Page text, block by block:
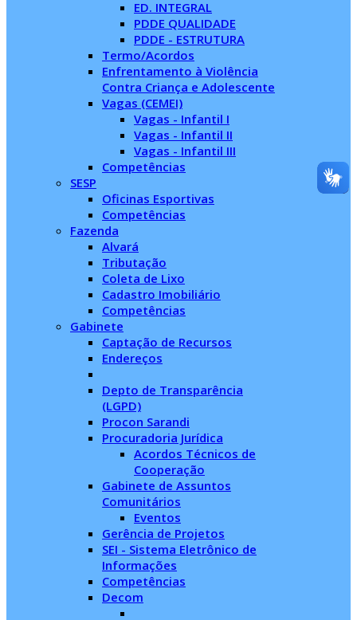
ED. INTEGRAL
PDDE QUALIDADE
PDDE - ESTRUTURA
Termo/Acordos
Enfrentamento à Violência
Contra Criança e Adolescente
Vagas (CEMEI)
Vagas - Infantil I
Vagas - Infantil II
Vagas - Infantil III
Competências
SESP
Oficinas Esportivas
Competências
Fazenda
Alvará
Tributação
Coleta de Lixo
Cadastro Imobiliário
Competências
Gabinete
Captação de Recursos
Endereços
Depto de Transparência
(LGPD)
Procon Sarandi
Procuradoria Jurídica
Acordos Técnicos de
Cooperação
Gabinete de Assuntos
Comunitários
Eventos
Gerência de Projetos
SEI - Sistema Eletrônico de
Informações
Competências
Decom